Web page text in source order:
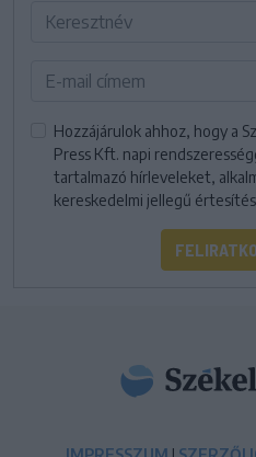
Hozzájárulok ahhoz, hogy a
Press Kft. napi
tartalmazó hírleveleket,
kereskedelmi jellegű